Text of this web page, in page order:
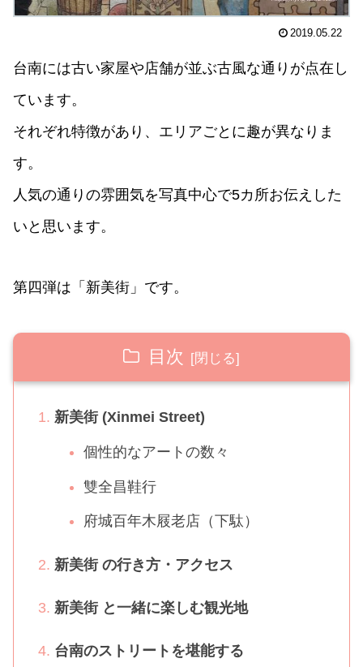
2019.05.22
台南には古い家屋や店舗が並ぶ古風な通りが点在し
ています。
それぞれ特徴があり、エリアごとに趣が異なりま
す。
人気の通りの雰囲気を写真中心で5カ所お伝えした
いと思います。
第四弾は「新美街」です。
目次
新美街 (Xinmei Street)
個性的なアートの数々
雙全昌鞋行
府城百年木屐老店（下駄）
新美街 の行き方・アクセス
新美街 と一緒に楽しむ観光地
台南のストリートを堪能する